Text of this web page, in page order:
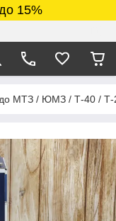
15%
до МТЗ / ЮМЗ / Т-40 /